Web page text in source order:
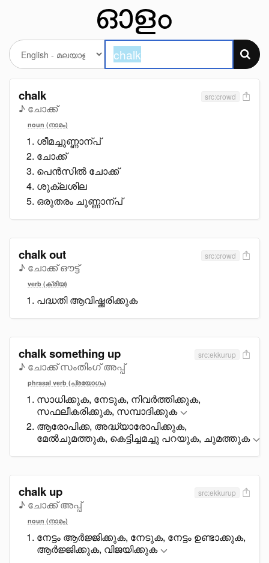
chalk
♪ ചോക്ക്
src:crowd
noun (നാമം)
ശീമച്ചുണ്ണാന്പ്
ചോക്ക്
പെൻസിൽ ചോക്ക്
ശുക്ലശില
ഒരുതരം ചുണ്ണാന്പ്
chalk out
♪ ചോക്ക് ഔട്ട്
src:crowd
verb (ക്രിയ)
പദ്ധതി ആവിഷ്ക്കരിക്കുക
chalk something up
♪ ചോക്ക് സംതിംഗ് അപ്പ്
src:ekkurup
phrasal verb (പ്രയോഗം)
സാധിക്കുക, നേടുക, നിവർത്തിക്കുക,
സഫലീകരിക്കുക, സമ്പാദിക്കുക
ആരോപിക്ക, അദ്ധ്യാരോപിക്കുക,
മേൽചുമത്തുക, കെട്ടിച്ചമച്ചു പറയുക, ചുമത്തുക
chalk up
♪ ചോക്ക് അപ്പ്
src:ekkurup
noun (നാമം)
നേട്ടം ആർജ്ജിക്കുക, നേടുക, നേട്ടം ഉണ്ടാക്കുക,
ആർജ്ജിക്കുക, വിജയിക്കുക